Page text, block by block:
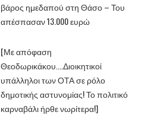
βάρος ημεδαπού στη Θάσο – Του
απέσπασαν 13.000 ευρώ
[Με απόφαση
Θεοδωρικάκου....Διοικητικοί
υπάλληλοι των ΟΤΑ σε ρόλο
δημοτικής αστυνομίας! Το πολιτικό
καρναβάλι ήρθε νωρίτερα!]